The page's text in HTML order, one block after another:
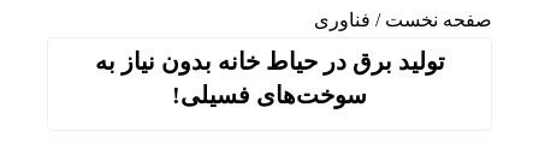
صفحه نخست / فناوری
تولید برق در حیاط خانه بدون نیاز به
سوخت‌های فسیلی!